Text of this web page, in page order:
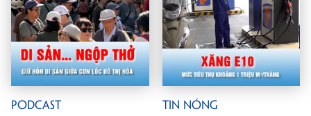
Podcast Tin Nóng